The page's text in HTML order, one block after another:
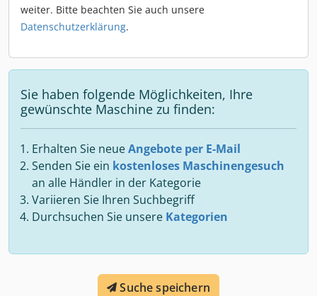
weiter. Bitte beachten Sie auch unsere
Datenschutzerklärung.
Sie haben folgende Möglichkeiten, Ihre
gewünschte Maschine zu finden:
Erhalten Sie neueAngebote per E-Mail
Senden Sie ein kostenloses Maschinengesuch
an alle Händler in der Kategorie
Variieren Sie Ihren Suchbegriff
Durchsuchen Sie unsere Kategorien
Suche speichern